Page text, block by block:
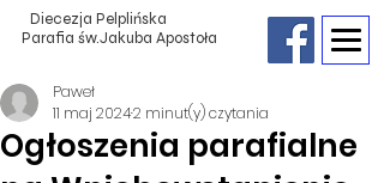
Parafia św.Jakuba Apostoła
Diecezja Pelplińska
Ogłoszenia parafialne
Paweł
11 maj 20242 minut(y) czytania